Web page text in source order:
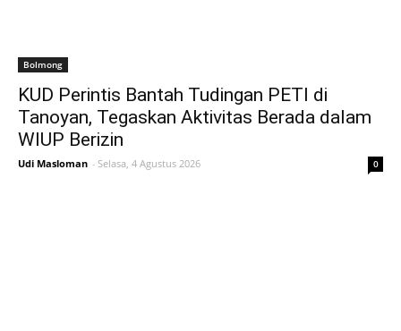
Bolmong
KUD Perintis Bantah Tudingan PETI di
Tanoyan, Tegaskan Aktivitas Berada dalam
WIUP Berizin
Udi Masloman - Selasa, 4 Agustus 2026 0